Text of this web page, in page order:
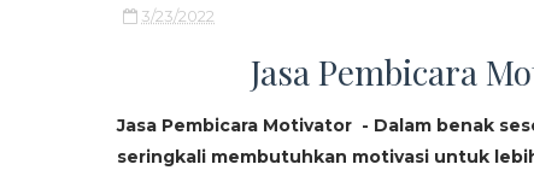
3/23/2022
Jasa Pembicara
Jasa Pembicara Motivator - Dalam benak
seringkali membutuhkan motivasi untuk